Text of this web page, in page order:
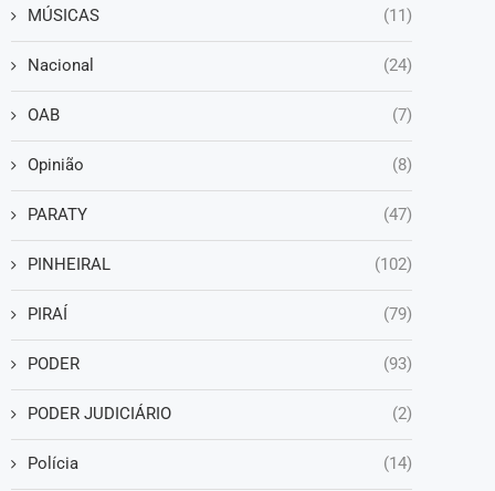
MÚSICAS (11)
Nacional (24)
OAB (7)
Opinião (8)
PARATY (47)
PINHEIRAL (102)
PIRAÍ (79)
PODER (93)
PODER JUDICIÁRIO (2)
Polícia (14)